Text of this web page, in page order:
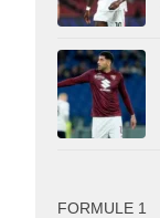
FORMULE 1